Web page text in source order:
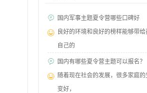
国内军事主题夏令营哪些口碑好
良好的环境和良好的榜样能够带
自己的
国内有哪些夏令营主题可以报名？
随着现在社会的发展，很多家庭
变好，